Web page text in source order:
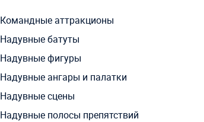
Командные аттракционы
Надувные батуты
Надувные фигуры
Надувные ангары и палатки
Надувные сцены
Надувные полосы препятствий